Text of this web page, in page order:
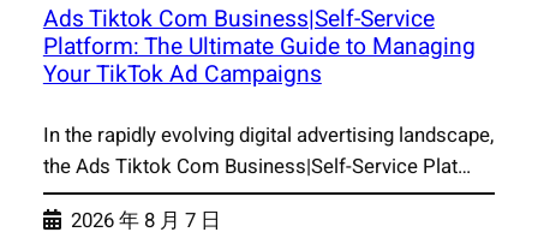
Ads Tiktok Com Business|Self-Service
Platform: The Ultimate Guide to Managing
Your TikTok Ad Campaigns
In the rapidly evolving digital advertising landscape,
the Ads Tiktok Com Business|Self-Service Plat…
2026 年 8 月 7 日